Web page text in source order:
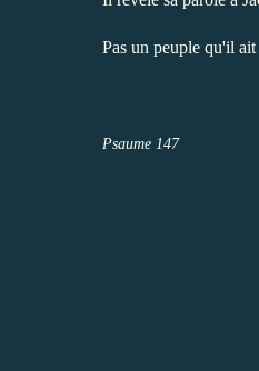
Pas un peuple qu'il
Psaume 147